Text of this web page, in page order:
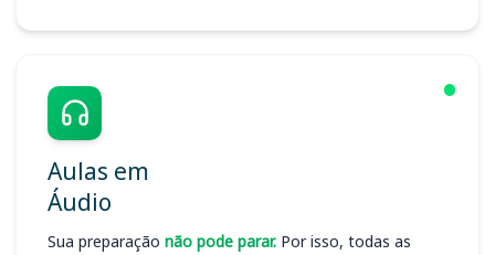
Aulas em
Áudio
Sua preparação não pode parar. Por isso, todas as